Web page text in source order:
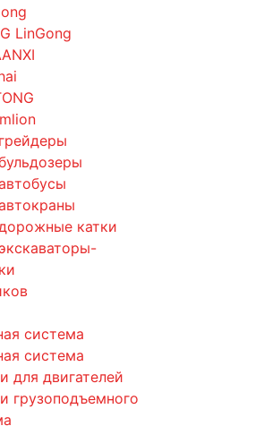
LinGong
катки
система
система
для двигателей
грузоподъемного